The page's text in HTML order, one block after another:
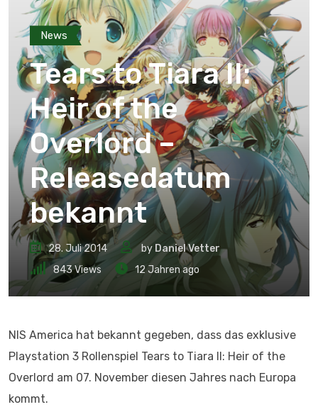
News
Tears to Tiara II:
Heir of the
Overlord –
Releasedatum
bekannt
28. Juli 2014 by Daniel Vetter
843Views 12 Jahren ago
NIS America hat bekannt gegeben, dass das exklusive
Playstation 3 Rollenspiel Tears to Tiara II: Heir of the
Overlord am 07. November diesen Jahres nach Europa
kommt.